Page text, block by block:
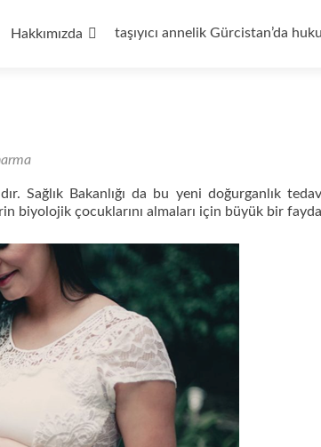
Hakkımızda taşıyıcı annelik Gürcistan’da
Sağlık Bakanlığı da bu yeni doğurganlık
çocuklarını almaları için büyük bir